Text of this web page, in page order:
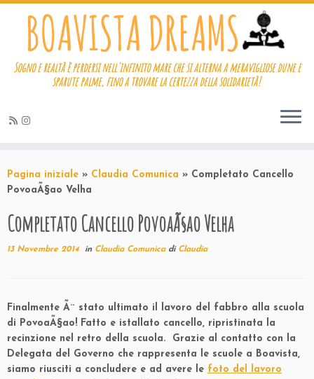
al
contenuto
Sogno e realtà è perdersi nell'infinito mare che si alterna a meravigliose dune e
sparute palme, fino a trovare la certezza della solidarietà!
Pagina iniziale » Claudia Comunica » Completato Cancello
PovoaÃ§ao Velha
Completato Cancello PovoaÃ§ao Velha
13 Novembre 2014 in Claudia Comunica di Claudia
Finalmente Ã¨ stato ultimato il lavoro del fabbro alla scuola
di PovoaÃ§ao! Fatto e istallato cancello, ripristinata la
recinzione nel retro della scuola. Grazie al contatto con la
Delegata del Governo che rappresenta le scuole a Boavista,
siamo riusciti a concludere e ad avere le foto del lavoro